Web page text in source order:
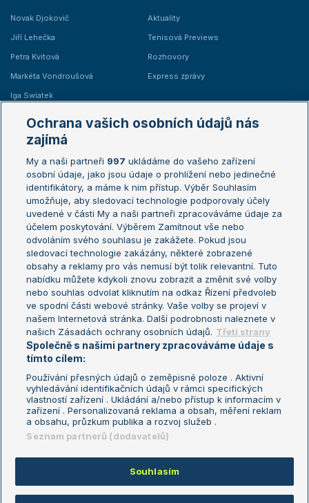
Novak Djokovič
Jiří Lehečka
Petra Kvitová
Markéta Vondroušová
Iga Swiatek
Aktuality
Tenisová Previews
Rozhovory
Express zprávy
Žebříčky
Žebříček ATP (muži)
Žebříček WTA (ženy)
Sázkařský žebříček
Australian Open
French Open
Wimbledon
US Open
Turnaj mistrů
Turnaj mistryň
Aktualní trendy
Fotbalové přestupy
Livesport Daily
LS Prague Open
Podmínky užití
Nastavení soukromí
GDPR a žurnalistika
Reklama
Kontakt
Informace o zpracování osobních
údajů
Copyright © 2008-2026 TenisPortal.cz. Využíváme zpravodajství ČTK.
Ochrana vašich osobních údajů nás
zajímá
My a naši partneři 997 ukládáme do vašeho zařízení
osobní údaje, jako jsou údaje o prohlížení nebo jedinečné
identifikátory, a máme k nim přístup. Výběr Souhlasím
umožňuje, aby sledovací technologie podporovaly účely
uvedené v části My a naši partneři zpracováváme údaje za
účelem poskytování. Výběrem Zamítnout vše nebo
odvoláním svého souhlasu je zakážete. Pokud jsou
sledovací technologie zakázány, některé zobrazené
obsahy a reklamy pro vás nemusí být tolik relevantní. Tuto
nabídku můžete kdykoli znovu zobrazit a změnit své volby
nebo souhlas odvolat kliknutím na odkaz Řízení předvoleb
ve spodní části webové stránky. Vaše volby se projeví v
našem Internetová stránka. Další podrobnosti naleznete v
našich Zásadách ochrany osobních údajů. Třetí strany
Společně s našimi partnery zpracováváme údaje s
tímto cílem:
Používání přesných údajů o zeměpisné poloze . Aktivní
vyhledávání identifikačních údajů v rámci specifických
vlastností zařízení . Ukládání a/nebo přístup k informacím v
zařízení . Personalizovaná reklama a obsah, měření reklam
a obsahu, průzkum publika a rozvoj služeb .
Seznam partnerů (dodavatelů)
Souhlasím